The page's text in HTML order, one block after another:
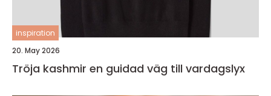
inspiration
20. May 2026
Tröja kashmir en guidad väg till vardagslyx